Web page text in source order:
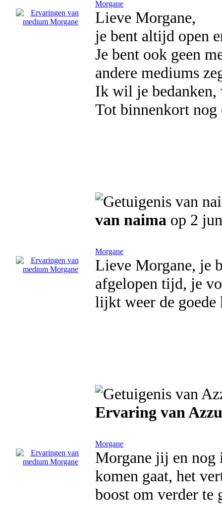
Morgane
Lieve Morgane,
je bent altijd open
Je bent ook geen
andere mediums
Ik wil je bedanken,
Tot binnenkort nog
van naima op 2
Morgane
Lieve Morgane, je
afgelopen tijd, je
lijkt weer de goede
Ervaring van
Morgane
Morgane jij en nog
komen gaat, het
boost om verder